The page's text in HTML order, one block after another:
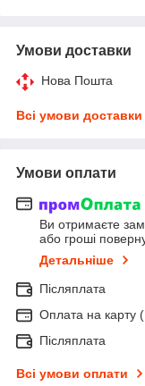
Умови доставки
Нова Пошта
Всі умови доставки
Умови оплати
Ви отримаєте
або гроші
Детальніше
Післяплата
Оплата на карту
Післяплата
Всі умови оплати